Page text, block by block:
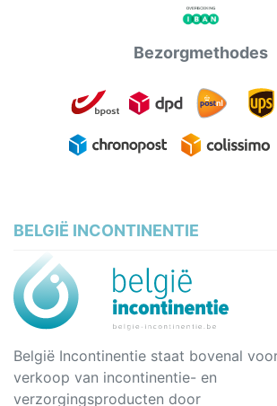
Bezorgmethodes
BELGIË INCONTINENTIE
België Incontinentie staat bovenal
verkoop van incontinentie- en
verzorgingsproducten door